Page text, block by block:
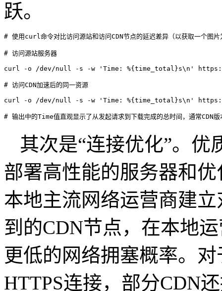
跃。
# 使用curl命令对比访问源站和访问CDN节点的延迟差异（以获取一个图片
# 访问源站服务器
curl -o /dev/null -s -w 'Time: %{time_total}s\n'
# 访问CDN加速后的同一资源
curl -o /dev/null -s -w 'Time: %{time_total}s\n' https://
# 输出中的Time值直观显示了从发起请求到下载完成的总时间，通常CDN版
其次是“连接优化”。优
部署高性能的服务器和优
本地主流网络运营商建
到的CDN节点，在本地
更低的网络拥塞概率。
HTTPS连接，部分CDN